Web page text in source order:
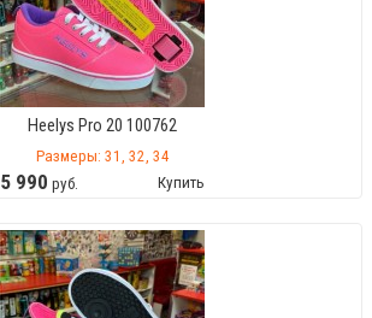
Heelys Pro 20 100762
Размеры: 31, 32, 34
5 990 руб. Купить